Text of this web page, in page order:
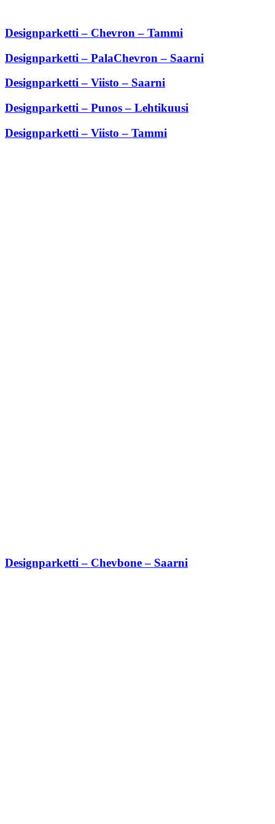
Designparketti – Chevron – Tammi
Designparketti – PalaChevron – Saarni
Designparketti – Viisto – Saarni
Designparketti – Punos – Lehtikuusi
Designparketti – Viisto – Tammi
Designparketti – Chevbone – Saarni